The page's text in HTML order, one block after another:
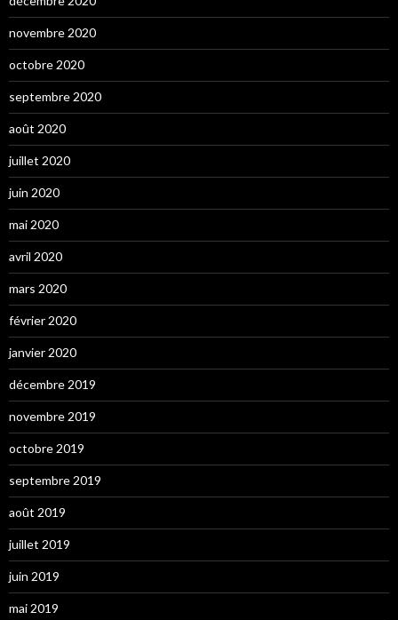
novembre 2020
octobre 2020
septembre 2020
août 2020
juillet 2020
juin 2020
mai 2020
avril 2020
mars 2020
février 2020
janvier 2020
décembre 2019
novembre 2019
octobre 2019
septembre 2019
août 2019
juillet 2019
juin 2019
mai 2019